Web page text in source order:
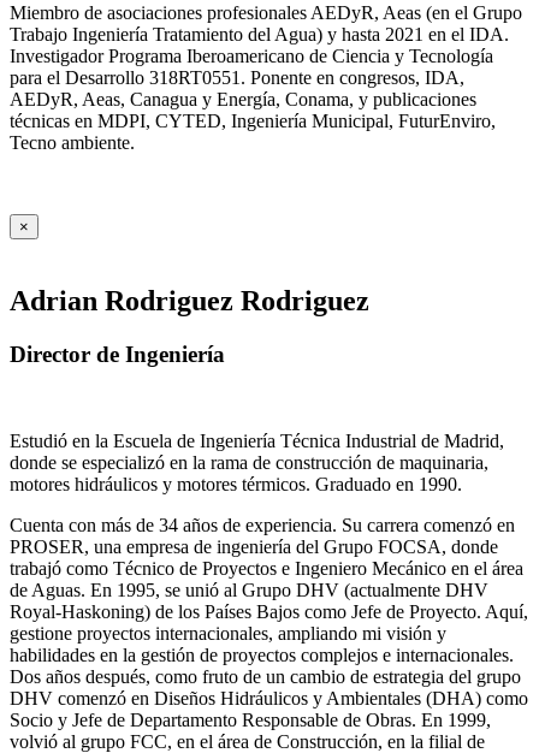
Miembro de asociaciones profesionales AEDyR, Aeas (en el Grupo
Trabajo Ingeniería Tratamiento del Agua) y hasta 2021 en el IDA.
Investigador Programa Iberoamericano de Ciencia y Tecnología
para el Desarrollo 318RT0551. Ponente en congresos, IDA,
AEDyR, Aeas, Canagua y Energía, Conama, y publicaciones
técnicas en MDPI, CYTED, Ingeniería Municipal, FuturEnviro,
Tecno ambiente.
×
Adrian Rodriguez Rodriguez
Director de Ingeniería
Estudió en la Escuela de Ingeniería Técnica Industrial de Madrid,
donde se especializó en la rama de construcción de maquinaria,
motores hidráulicos y motores térmicos. Graduado en 1990.
Cuenta con más de 34 años de experiencia. Su carrera comenzó en
PROSER, una empresa de ingeniería del Grupo FOCSA, donde
trabajó como Técnico de Proyectos e Ingeniero Mecánico en el área
de Aguas. En 1995, se unió al Grupo DHV (actualmente DHV
Royal-Haskoning) de los Países Bajos como Jefe de Proyecto. Aquí,
gestione proyectos internacionales, ampliando mi visión y
habilidades en la gestión de proyectos complejos e internacionales.
Dos años después, como fruto de un cambio de estrategia del grupo
DHV comenzó en Diseños Hidráulicos y Ambientales (DHA) como
Socio y Jefe de Departamento Responsable de Obras. En 1999,
volvió al grupo FCC, en el área de Construcción, en la filial de